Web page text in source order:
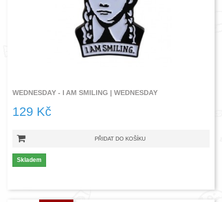
WEDNESDAY - I AM SMILING | WEDNESDAY
129 Kč
PŘIDAT DO KOŠÍKU
Skladem